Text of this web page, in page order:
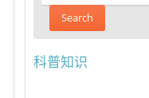
科普知识